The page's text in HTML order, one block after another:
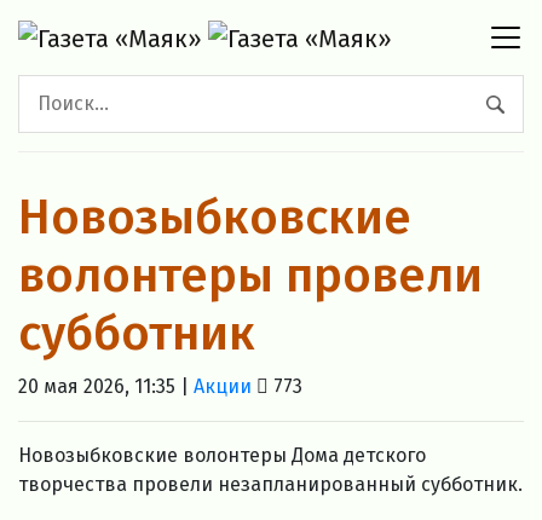
Новозыбковские
волонтеры провели
субботник
20 мая 2026, 11:35 | Акции 773
Новозыбковские волонтеры Дома детского
творчества провели незапланированный субботник.